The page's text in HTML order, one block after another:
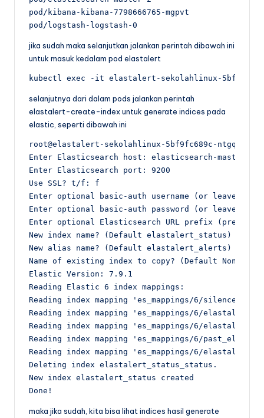
pod/kibana-kibana-7798666765-mgpvt
pod/logstash-logstash-0                        1/
jika sudah maka selanjutkan jalankan perintah dibawah ini
untuk masuk kedalam pod elastalert
kubectl exec -it elastalert-sekolahlinux-
selanjutnya dari dalam pods jalankan perintah
elastalert-create-index untuk generate indices pada
elastic, seperti dibawah ini
root@elastalert-sekolahlinux-5bf9fc689c-ntgqg:/
Enter Elasticsearch host: elasticsearch-master
Enter Elasticsearch port: 9200
Use SSL? t/f: f
Enter optional basic-auth username (or leave
Enter optional basic-auth password (or leave
Enter optional Elasticsearch URL prefix
New index name? (Default elastalert_status)
New alias name? (Default elastalert_alerts)
Name of existing index to copy? (Default None)
Elastic Version: 7.9.1
Reading Elastic 6 index mappings:
Reading index mapping 'es_mappings/6/silence.json'
Reading index mapping 'es_mappings/6/
Reading index mapping 'es_mappings/6/
Reading index mapping 'es_mappings/6/
Reading index mapping 'es_mappings/6/
Deleting index elastalert_status_status.
New index elastalert_status created
Done!
maka jika sudah, kita bisa lihat indices hasil generate